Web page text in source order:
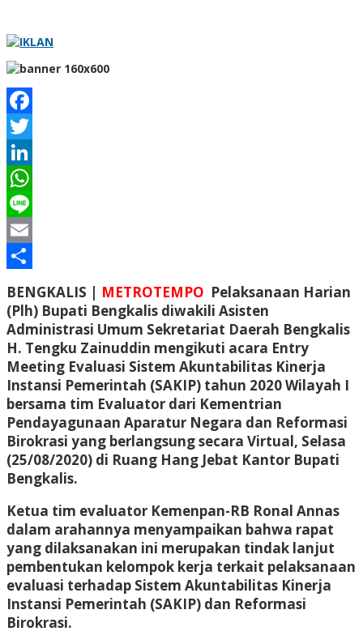
Facebook
Twitter
LinkedIn
WhatsApp
Line
Email
BENGKALIS | METROTEMPO Pelaksanaan Harian
(Plh) Bupati Bengkalis diwakili Asisten
Administrasi Umum Sekretariat Daerah Bengkalis
H. Tengku Zainuddin mengikuti acara Entry
Meeting Evaluasi Sistem Akuntabilitas Kinerja
Instansi Pemerintah (SAKIP) tahun 2020 Wilayah I
bersama tim Evaluator dari Kementrian
Pendayagunaan Aparatur Negara dan Reformasi
Birokrasi yang berlangsung secara Virtual, Selasa
(25/08/2020) di Ruang Hang Jebat Kantor Bupati
Bengkalis.
Ketua tim evaluator Kemenpan-RB Ronal Annas
dalam arahannya menyampaikan bahwa rapat
yang dilaksanakan ini merupakan tindak lanjut
pembentukan kelompok kerja terkait pelaksanaan
evaluasi terhadap Sistem Akuntabilitas Kinerja
Instansi Pemerintah (SAKIP) dan Reformasi
Birokrasi.